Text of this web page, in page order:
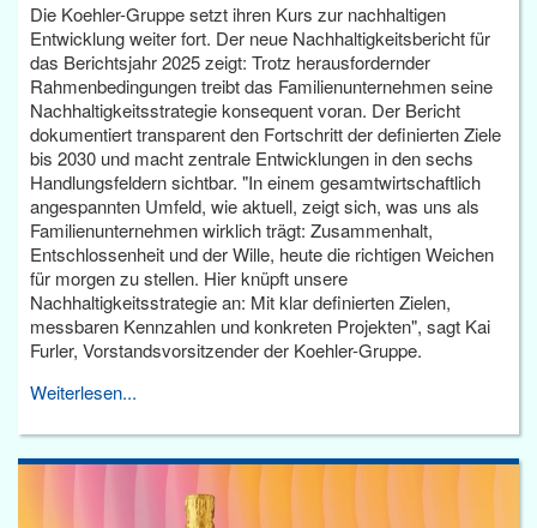
Die Koehler-Gruppe setzt ihren Kurs zur nachhaltigen
Entwicklung weiter fort. Der neue Nachhaltigkeitsbericht für
das Berichtsjahr 2025 zeigt: Trotz herausfordernder
Rahmenbedingungen treibt das Familienunternehmen seine
Nachhaltigkeitsstrategie konsequent voran. Der Bericht
dokumentiert transparent den Fortschritt der definierten Ziele
bis 2030 und macht zentrale Entwicklungen in den sechs
Handlungsfeldern sichtbar. "In einem gesamtwirtschaftlich
angespannten Umfeld, wie aktuell, zeigt sich, was uns als
Familienunternehmen wirklich trägt: Zusammenhalt,
Entschlossenheit und der Wille, heute die richtigen Weichen
für morgen zu stellen. Hier knüpft unsere
Nachhaltigkeitsstrategie an: Mit klar definierten Zielen,
messbaren Kennzahlen und konkreten Projekten", sagt Kai
Furler, Vorstandsvorsitzender der Koehler-Gruppe.
Weiterlesen...